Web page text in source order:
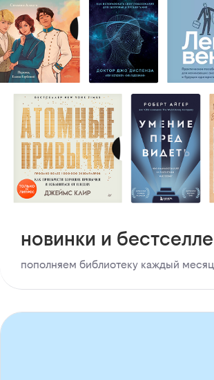
новинки и
пополняем библиотеку каждый месяц